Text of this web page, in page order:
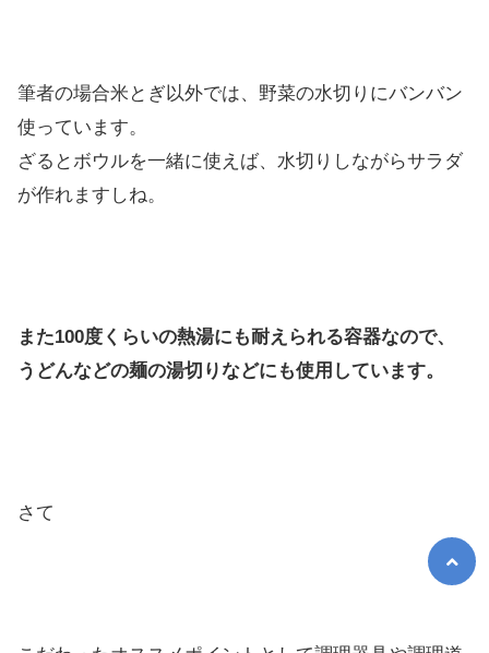
筆者の場合米とぎ以外では、野菜の水切りにバンバン
使っています。
ざるとボウルを一緒に使えば、水切りしながらサラダ
が作れますしね。
また100度くらいの熱湯にも耐えられる容器なので、
うどんなどの麺の湯切りなどにも使用しています。
さて